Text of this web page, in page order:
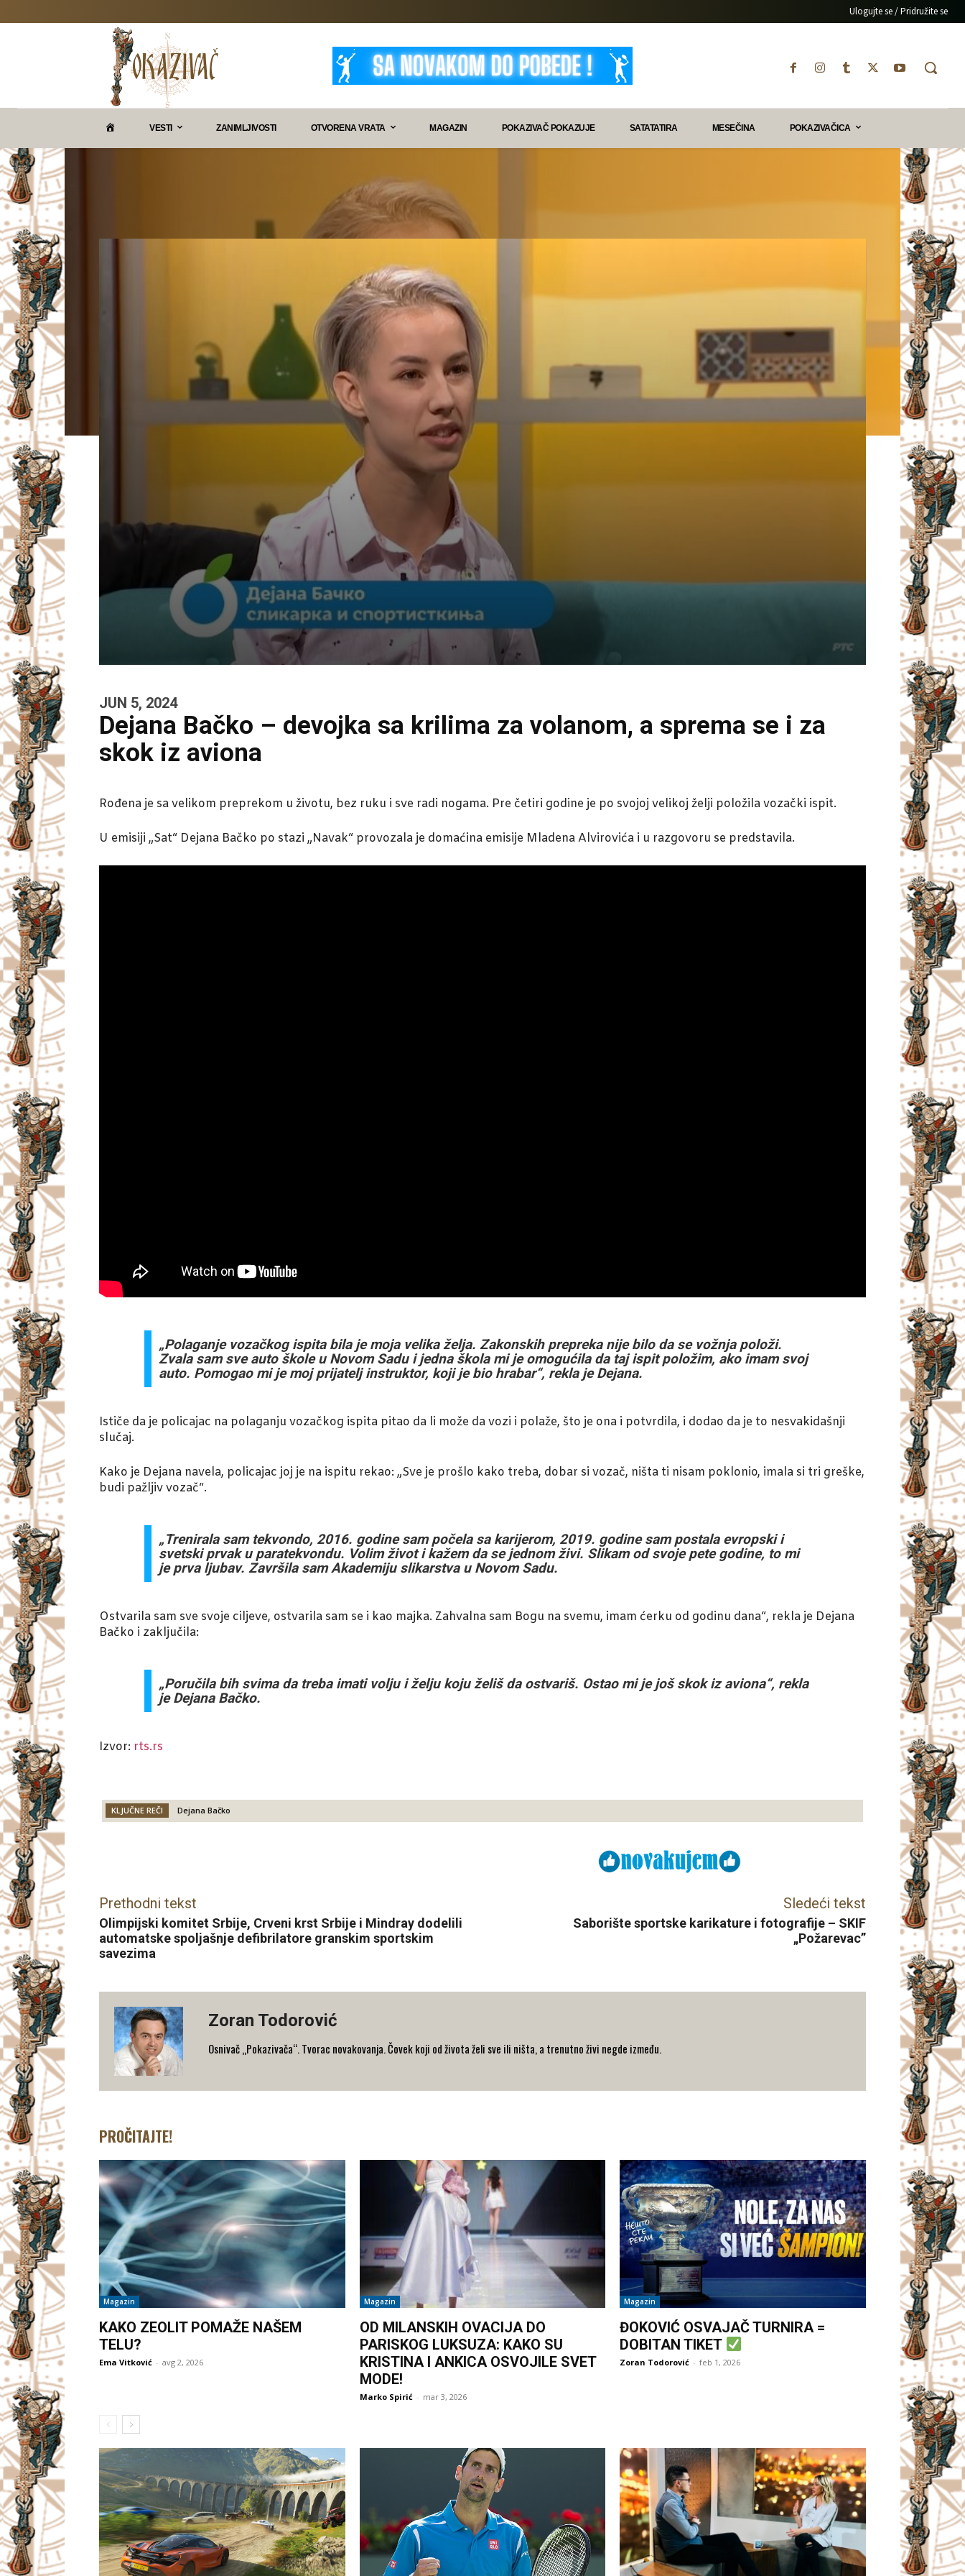
Ulogujte se / Pridružite se
VESTI ZANIMLJIVOSTI OTVORENA VRATA MAGAZIN POKAZIVAČ POKAZUJE SATATATIRA MESEČINA POKAZIVAČICA
JUN 5, 2024
Dejana Bačko – devojka sa krilima za volanom, a sprema se i za
skok iz aviona
Rođena je sa velikom preprekom u životu, bez ruku i sve radi nogama. Pre četiri godine je po svojoj velikoj želji položila vozački ispit.
U emisiji „Sat“ Dejana Bačko po stazi „Navak“ provozala je domaćina emisije Mladena Alvirovića i u razgovoru se predstavila.
„Polaganje vozačkog ispita bila je moja velika želja. Zakonskih prepreka nije bilo da se vožnja položi.
Zvala sam sve auto škole u Novom Sadu i jedna škola mi je omogućila da taj ispit položim, ako imam svoj
auto. Pomogao mi je moj prijatelj instruktor, koji je bio hrabar“, rekla je Dejana.
Ističe da je policajac na polaganju vozačkog ispita pitao da li može da vozi i polaže, što je ona i potvrdila, i dodao da je to nesvakidašnji
slučaj.
Kako je Dejana navela, policajac joj je na ispitu rekao: „Sve je prošlo kako treba, dobar si vozač, ništa ti nisam poklonio, imala si tri greške,
budi pažljiv vozač“.
„Trenirala sam tekvondo, 2016. godine sam počela sa karijerom, 2019. godine sam postala evropski i
svetski prvak u paratekvondu. Volim život i kažem da se jednom živi. Slikam od svoje pete godine, to mi
je prva ljubav. Završila sam Akademiju slikarstva u Novom Sadu.
Ostvarila sam sve svoje ciljeve, ostvarila sam se i kao majka. Zahvalna sam Bogu na svemu, imam ćerku od godinu dana“, rekla je Dejana
Bačko i zaključila:
„Poručila bih svima da treba imati volju i želju koju želiš da ostvariš. Ostao mi je još skok iz aviona“, rekla
je Dejana Bačko.
Izvor: rts.rs
KLJUČNE REČI Dejana Bačko
Prethodni tekst
Olimpijski komitet Srbije, Crveni krst Srbije i Mindray dodelili
automatske spoljašnje defibrilatore granskim sportskim
savezima
Sledeći tekst
Saborište sportske karikature i fotografije – SKIF
„Požarevac”
Zoran Todorović
Osnivač „Pokazivača“. Tvorac novakovanja. Čovek koji od života želi sve ili ništa, a trenutno živi negde između.
PROČITAJTE!
Magazin
KAKO ZEOLIT POMAŽE NAŠEM
TELU?
Ema Vitković - avg 2, 2026
Magazin
OD MILANSKIH OVACIJA DO
PARISKOG LUKSUZA: KAKO SU
KRISTINA I ANKICA OSVOJILE SVET
MODE!
Marko Spirić - mar 3, 2026
Magazin
ĐOKOVIĆ OSVAJAČ TURNIRA =
DOBITAN TIKET
Zoran Todorović - feb 1, 2026